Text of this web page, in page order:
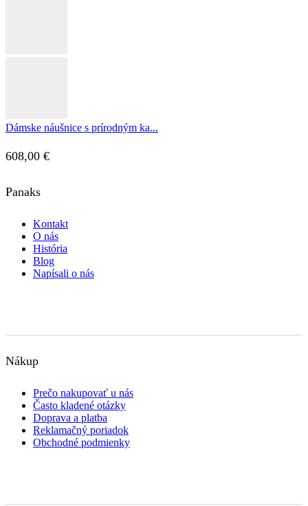
Dámske náušnice s prírodným ka...
608,00 €
Panaks
Kontakt
O nás
História
Blog
Napísali o nás
Nákup
Prečo nakupovať u nás
Často kladené otázky
Doprava a platba
Reklamačný poriadok
Obchodné podmienky